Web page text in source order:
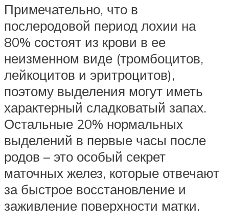
Примечательно, что в
послеродовой период лохии на
80% состоят из крови в ее
неизменном виде (тромбоцитов,
лейкоцитов и эритроцитов),
поэтому выделения могут иметь
характерный сладковатый запах.
Остальные 20% нормальных
выделений в первые часы после
родов – это особый секрет
маточных желез, которые отвечают
за быстрое восстановление и
заживление поверхности матки.